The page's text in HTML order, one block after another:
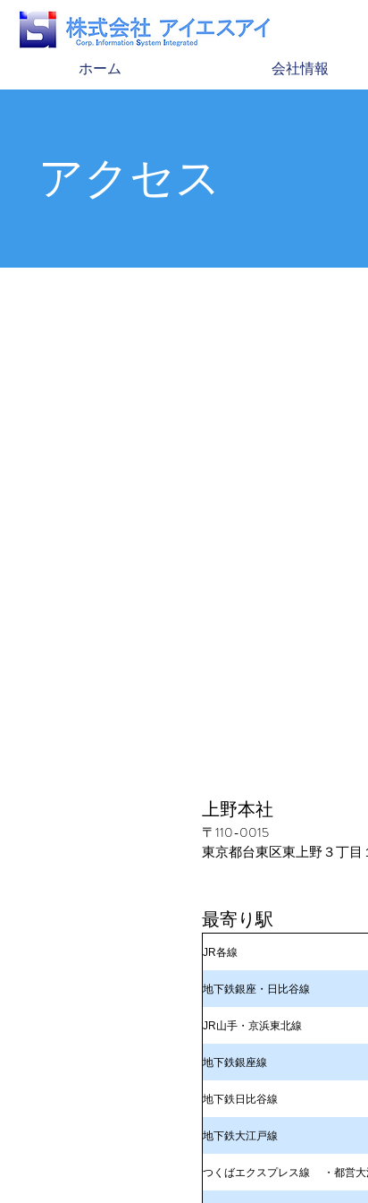
ホーム 会社情報
上野本社
〒110-0015
東京都台東区東上野３丁
最寄り駅
JR各線
地下鉄銀座・日比谷線
JR山手・京浜東北線
地下鉄銀座線
地下鉄日比谷線
地下鉄大江戸線
つくばエクスプレス線 ・都営大
アクセス